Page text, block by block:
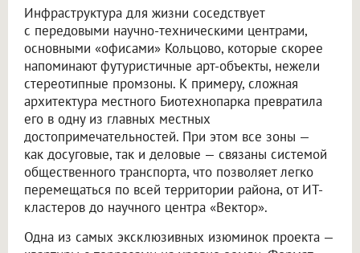
Инфраструктура для жизни соседствует
с передовыми научно-техническими центрами,
основными «офисами» Кольцово, которые скорее
напоминают футуристичные арт-объекты, нежели
стереотипные промзоны. К примеру, сложная
архитектура местного Биотехнопарка превратила
его в одну из главных местных
достопримечательностей. При этом все зоны —
как досуговые, так и деловые — связаны системой
общественного транспорта, что позволяет легко
перемещаться по всей территории района, от ИТ-
кластеров до научного центра «Вектор».
Одна из самых эксклюзивных изюминок проекта —